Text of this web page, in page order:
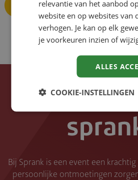
Bij Sprank is een event een
persoonlijke ontmoetingen
relevantie van het aanbod
website en op websites van
verhogen. Je kan op elk
je voorkeuren inzien of
ALLES
COOKIE-INSTELLINGEN